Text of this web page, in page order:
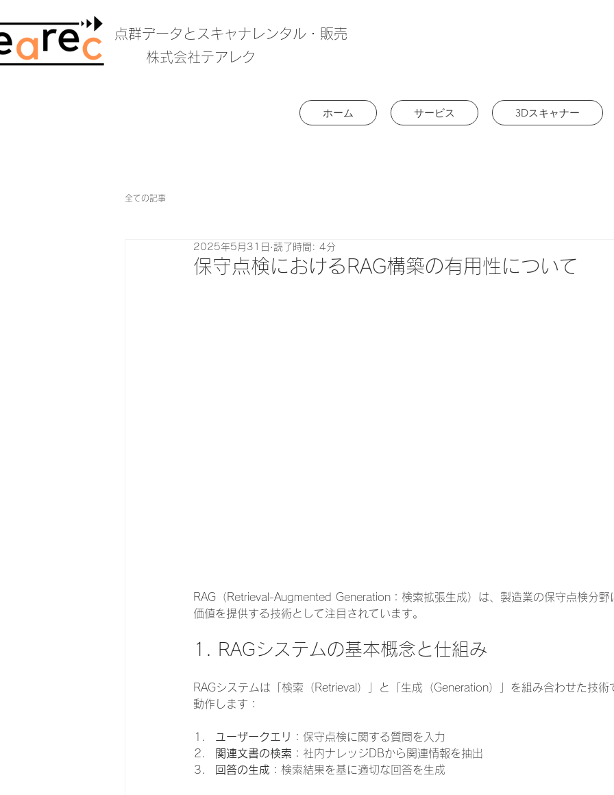
​点群データとスキャナレンタル・販売
​株式会社テアレク
ホーム サービス 3Dスキャナー
全ての記事
保守点検におけるRAG構築の有用性について
2025年5月31日 読了時間: 4分
RAG（Retrieval-Augmented Generation：検索拡張生成）は、製造業の保守点検分野
価値を提供する技術として注目されています。
1. RAGシステムの基本概念と仕組み
RAGシステムは「検索（Retrieval）」と「生成（Generation）」を組み合わせた技術
動作します：
ユーザークエリ
：保守点検に関する質問を入力
関連文書の検索 ：社内ナレッジDBから関連情報を抽出
回答の生成 ：検索結果を基に適切な回答を生成